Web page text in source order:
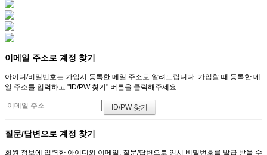
이메일 주소로 계정 찾기
아이디/비밀번호는 가입시 등록한 메일 주소로 알려드립니다. 가입할 때 등록한 메
일 주소를 입력하고 "ID/PW 찾기" 버튼을 클릭해주세요.
질문/답변으로 계정 찾기
회원 정보에 입력한 아이디와 이메일, 질문/답변으로 임시 비밀번호를 발급 받을 수